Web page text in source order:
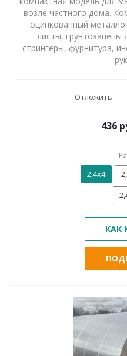
возле частного дома.
оцинкованный
листы, грунтозацепы
стрингеры, фурнитура,
Отложить
436
2,4х4
КАК